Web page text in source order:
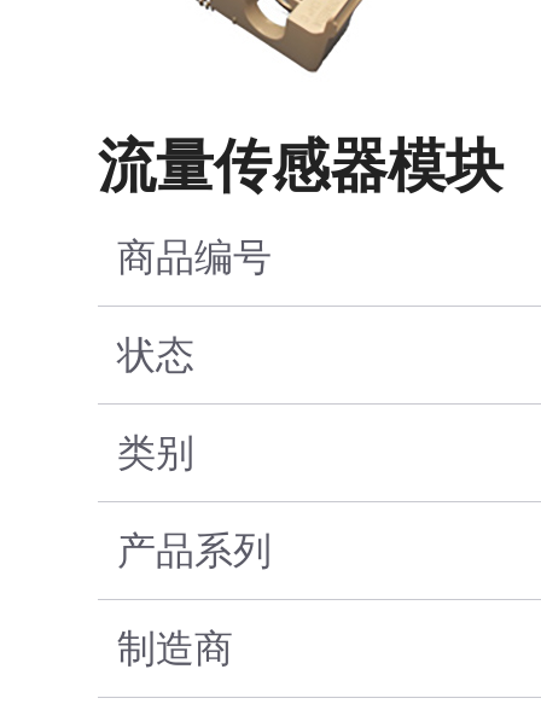
流量传感器模块
商品编号
状态
类别
产品系列
制造商